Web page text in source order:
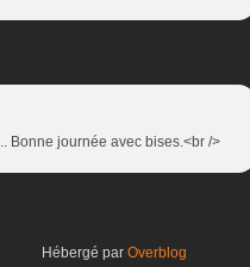
Bonne journée avec bises.<br />
Hébergé par Overblog